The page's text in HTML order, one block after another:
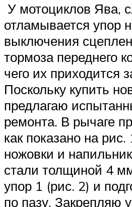
У мотоциклов Ява,
отламывается упор
выключения
тормоза переднего
чего их приходится
Поскольку купить
предлагаю
ремонта. В рычаге
как показано на
ножовки и
стали толщиной 4
упор 1 (рис. 2) и
по пазу. Закрепляю